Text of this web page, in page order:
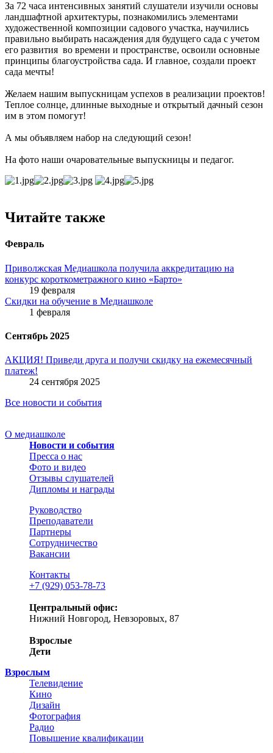
За 72 часа интенсивных занятий слушатели изучили основы
ландшафтной архитектуры, познакомились элементами
художественной композиции садового участка, научились
правильно выбирать насаждения для будущего сада с учетом
его развития во времени и пространстве, освоили основные
принципы благоустройства сада. И главное, создали проект
сада мечты!
Желаем нашим выпускницам успехов в реализации проектов!
Теплое солнце, длинные выходные и открытый дачный сезон
им в этом помогут!
А мы объявляем набор на следующий сезон!
На фото наши очаровательные выпускницы и педагог.
Читайте также
Февраль
Приволжская Медиашкола получила аккредитацию на
конкурс короткометражного кино «Барто»
19 февраля
Скидки на обучение в Медиашколе
1 февраля
Сентябрь 2025
АКЦИЯ! Приведи друга и получи скидку на ежемесячный
платеж!
24 сентября 2025
Все новости и события
О медиашколе
Новости и события
Пресса о нас
Фото и видео
Отзывы слушателей
Дипломы и награды
Руководство
Преподаватели
Партнеры
Сотрудничество
Вакансии
Контакты
+7 (929) 053-78-73
Центральный офис:
Нижний Новгород, Невзоровых, 87
Взрослые
Дети
Взрослым
Телевидение
Кино
Дизайн
Фотография
Радио
Повышение квалификации